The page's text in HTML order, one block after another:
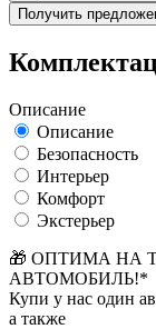
Получить
Описание
Описание
Безопасность
Интерьер
Комфорт
Экстерьер
🎁 ОПТИМА НА
АВТОМОБИЛЬ!*
Купи у нас один
а также